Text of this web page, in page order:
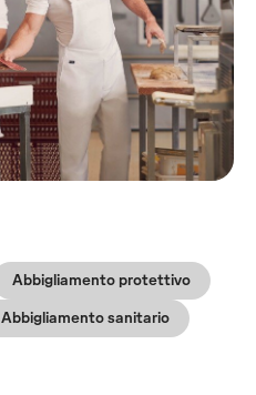
Abbigliamento protettivo
Abbigliamento sanitario